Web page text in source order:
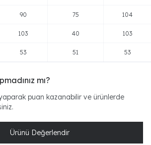
90 75 104
103 40 103
53 51 53
mı?
puan kazanabilir ve ürünlerde
Ürünü Değerlendir